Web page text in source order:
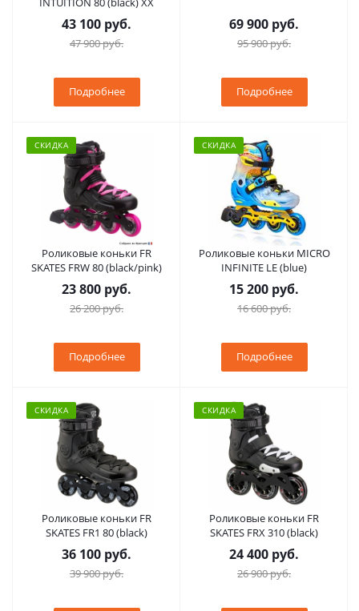
43 100 руб.
47 900 руб.
Подробнее
69 900 руб.
95 900 руб.
Подробнее
СКИДКА
Роликовые коньки FR
SKATES FRW 80 (black/pink)
23 800 руб.
26 200 руб.
Подробнее
СКИДКА
Роликовые коньки MICRO
INFINITE LE (blue)
15 200 руб.
16 600 руб.
Подробнее
СКИДКА
Роликовые коньки FR
SKATES FR1 80 (black)
36 100 руб.
39 900 руб.
СКИДКА
Роликовые коньки FR
SKATES FRX 310 (black)
24 400 руб.
26 900 руб.